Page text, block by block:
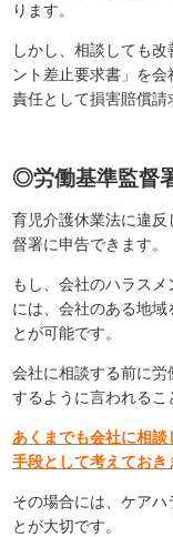
ります。
しかし、相談しても
ント差止要求書」を
責任として損害賠償請
◎労働基準監督
育児介護休業法に違
督署に申告できます。
もし、会社のハラス
には、会社のある地
とが可能です。
会社に相談する前に
するように言われるこ
あくまでも会社に相
手段として考えておき
その場合には、ケア
とが大切です。